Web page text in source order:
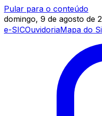
Pular para o conteúdo
domingo, 9 de agosto de
e-SICOuvidoriaMapa do